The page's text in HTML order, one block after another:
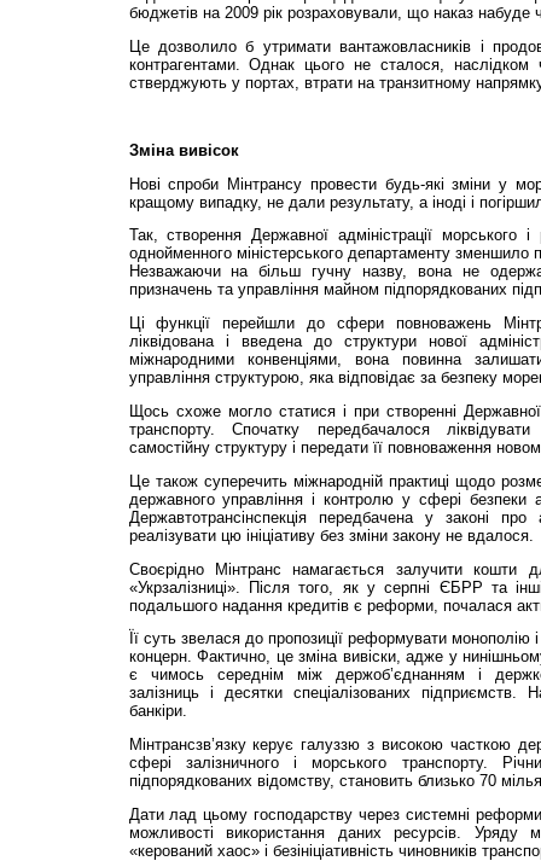
бюджетів на 2009 рік розраховували, що наказ набуде
Це дозволило б утримати вантажовласників і
контрагентами. Однак цього не сталося, наслідком
стверджують у портах, втрати на транзитному
Зміна вивісок
Нові спроби Мінтрансу провести будь-які зміни у
кращому випадку, не дали результату, а іноді і
Так, створення Державної адміністрації морського і
однойменного міністерського департаменту зменшило
Незважаючи на більш гучну назву, вона не
призначень та управління майном підпорядкованих
Ці функції перейшли до сфери повноважень
ліквідована і введена до структури нової
міжнародними конвенціями, вона повинна
управління структурою, яка відповідає за безпеку
Щось схоже могло статися і при створенні Державної
транспорту. Спочатку передбачалося
самостійну структуру і передати її повноваження
Це також суперечить міжнародній практиці щодо
державного управління і контролю у сфері безпеки
Державтотрансінспекція передбачена у законі про
реалізувати цю ініціативу без зміни закону не вдалося.
Своєрідно Мінтранс намагається залучити кошти
«Укрзалізниці». Після того, як у серпні ЄБРР та
подальшого надання кредитів є реформи, почалася
Її суть звелася до пропозиції реформувати монополію
концерн. Фактично, це зміна вивіски, адже у
є чимось середнім між держоб’єднанням і
залізниць і десятки спеціалізованих
банкіри.
Мінтрансзв’язку керує галуззю з високою часткою
сфері залізничного і морського тран­спорту.
підпорядкованих відомству, становить близько 70
Дати лад цьому господарству через системні
можливості використання даних ресурсів. Уряду
«керований хаос» і безініціативність чиновників